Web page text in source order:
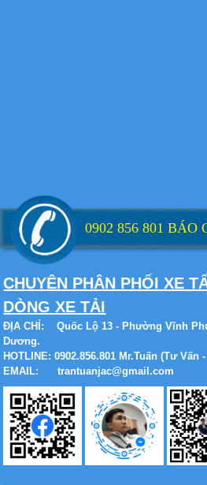
Xe tải Foton
Xe tải
Xe tải
0902 856 801 BÁO
CHUYÊN PHÂN PHỐI XE
DÒNG XE TẢI
ĐỊA CHỈ:
Quốc Lộ 13 - Phường Vĩnh
Dương.
HOTLINE: 0902.856.801 Mr.Tuấn (Tư Vấn
EMAIL: trantuanjac@gmail.com